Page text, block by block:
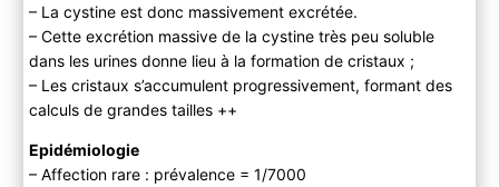
– La cystine est donc massivement excrétée.
– Cette excrétion massive de la cystine très peu soluble
dans les urines donne lieu à la formation de cristaux ;
– Les cristaux s’accumulent progressivement, formant des
calculs de grandes tailles ++
Epidémiologie
– Affection rare : prévalence = 1/7000